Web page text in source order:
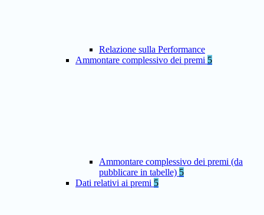
Relazione sulla Performance
Ammontare complessivo dei premi 5
Ammontare complessivo dei premi (da
pubblicare in tabelle) 5
Dati relativi ai premi 5